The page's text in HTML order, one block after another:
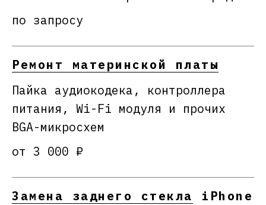
по запросу
Ремонт материнской платы
Пайка аудиокодека, контроллера
питания, Wi-Fi модуля и прочих
BGA-микросхем
от 3 000 ₽
Замена заднего стекла iPhone